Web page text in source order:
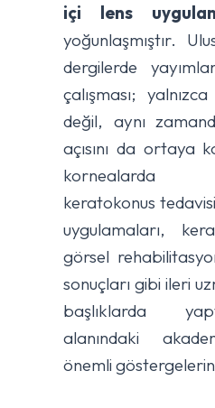
içi lens
yoğunlaşmıştır.
dergilerde
çalışması;
değil, aynı
açısını da ortaya
kornealarda
keratokonus
uygulamaları,
görsel
sonuçları gibi ileri
başlıklarda
alanındaki
önemli